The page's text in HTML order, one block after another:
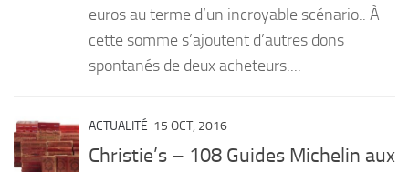
euros au terme d’un incroyable scénario.. À
cette somme s’ajoutent d’autres dons
spontanés de deux acheteurs....
ACTUALITÉ 15 OCT, 2016
Christie’s – 108 Guides Michelin aux